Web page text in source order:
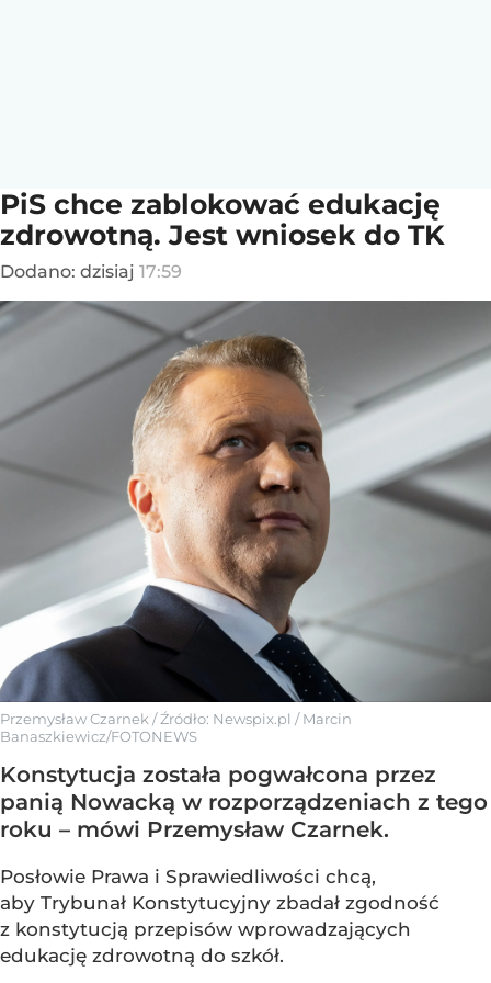
PiS chce zablokować edukację
zdrowotną. Jest wniosek do TK
Dodano: dzisiaj 17:59
Przemysław Czarnek / Źródło: Newspix.pl /Marcin
Banaszkiewicz/FOTONEWS
Konstytucja została pogwałcona przez
panią Nowacką w rozporządzeniach z tego
roku – mówi Przemysław Czarnek.
Posłowie Prawa i Sprawiedliwości chcą,
aby Trybunał Konstytucyjny zbadał zgodność
z konstytucją przepisów wprowadzających
edukację zdrowotną do szkół.